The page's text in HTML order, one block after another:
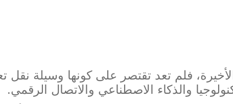
فلم تعد تقتصر على كونها وسيلة نقل
والذكاء الاصطناعي والاتصال الرقمي.